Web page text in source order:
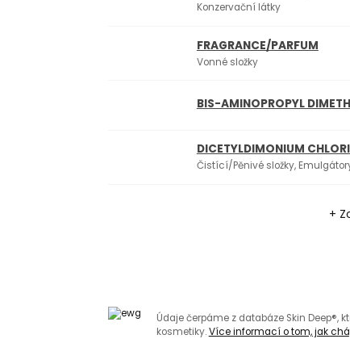
Konzervační látky
FRAGRANCE/PARFUM
Vonné složky
BIS-AMINOPROPYL
DICETYLDIMONIUM
Čistící/Pěnivé složky,
+
Údaje čerpáme z databáze Skin
kosmetiky.Více informací o tom, jak